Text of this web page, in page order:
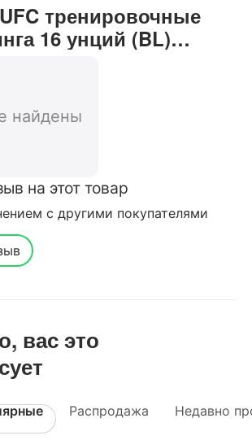
тренировочные
16 унций (BL)
найдены
на этот товар
с другими покупателями
вас это
Распродажа Недавно